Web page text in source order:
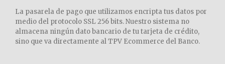
La pasarela de pago que utilizamos encripta tus datos por
medio del protocolo SSL 256 bits. Nuestro sistema no
almacena ningún dato bancario de tu tarjeta de crédito,
sino que va directamente al TPV Ecommerce del Banco.